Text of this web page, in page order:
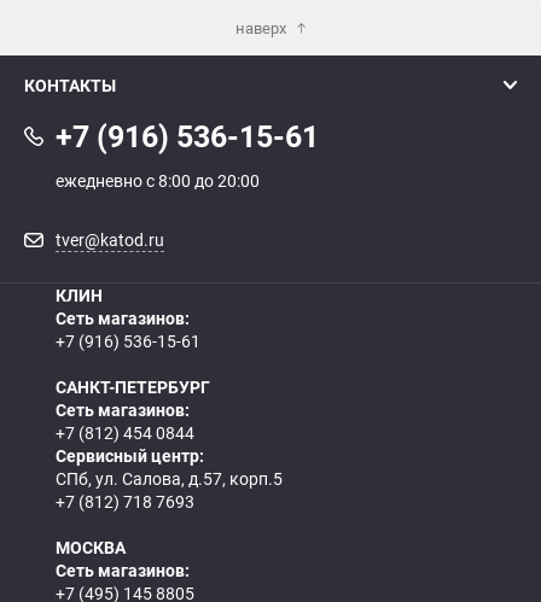
наверх
КОНТАКТЫ
+7 (916) 536-15-61
ежедневно с 8:00 до 20:00
tver@katod.ru
КЛИН
Сеть магазинов:
+7 (916) 536-15-61
САНКТ-ПЕТЕРБУРГ
Сеть магазинов:
+7 (812) 454 0844
Сервисный центр:
СПб, ул. Салова, д.57, корп.5
+7 (812) 718 7693
МОСКВА
Сеть магазинов:
+7 (495) 145 8805